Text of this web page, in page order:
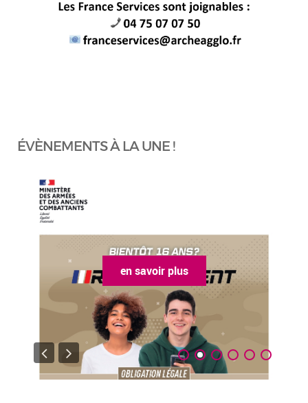
ÉVÈNEMENTS À LA UNE !
en savoir plus